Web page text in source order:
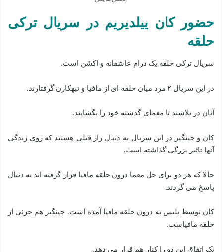
حضور کان ییلدیریم در سریال ترکی
حلقه
سریال ترکی حلقه یک درام عاشقانه و اکشن است.
در این سریال ۲ مرد میان حلقه ای از مافیا و تبهکارن گرفتارند.
آنان در تلاشند تا معمای گذشته خود را بگشایند.
کان و جینگیر در این سریال به دنبال راز قتلی هستند که روی زندگی
آنها تاثیر بزرگی گذاشته است.
حالا که هر دو برای حل معما درون حلقه مافیا قرار گرفته اند به دنبال
پاسخ می گردند.
کان توسط پلیس به درون حلقه مافیا آمده است. جینگیر هم جزئی از
حلقه مافیاست.
یک اتفاق این دو را کنار هم قرار می دهد.